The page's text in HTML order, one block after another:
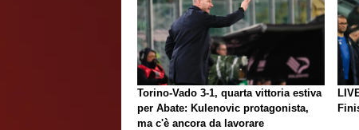
Torino-Vado 3-1, quarta vittoria estiva
per Abate: Kulenovic protagonista,
ma c'è ancora da lavorare